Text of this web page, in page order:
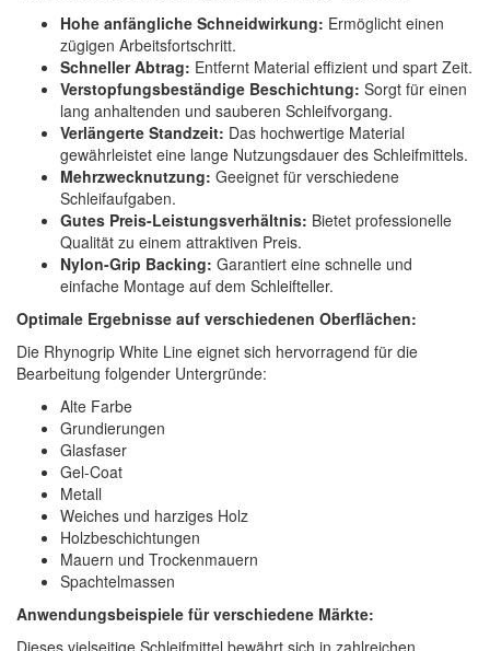
Hohe anfängliche Schneidwirkung: Ermöglicht einen
zügigen Arbeitsfortschritt.
Schneller Abtrag: Entfernt Material effizient und spart Zeit.
Verstopfungsbeständige Beschichtung: Sorgt für einen
lang anhaltenden und sauberen Schleifvorgang.
Verlängerte Standzeit: Das hochwertige Material
gewährleistet eine lange Nutzungsdauer des Schleifmittels.
Mehrzwecknutzung: Geeignet für verschiedene
Schleifaufgaben.
Gutes Preis-Leistungsverhältnis: Bietet professionelle
Qualität zu einem attraktiven Preis.
Nylon-Grip Backing: Garantiert eine schnelle und
einfache Montage auf dem Schleifteller.
Optimale Ergebnisse auf verschiedenen Oberflächen:
Die Rhynogrip White Line eignet sich hervorragend für die
Bearbeitung folgender Untergründe:
Alte Farbe
Grundierungen
Glasfaser
Gel-Coat
Metall
Weiches und harziges Holz
Holzbeschichtungen
Mauern und Trockenmauern
Spachtelmassen
Anwendungsbeispiele für verschiedene Märkte: